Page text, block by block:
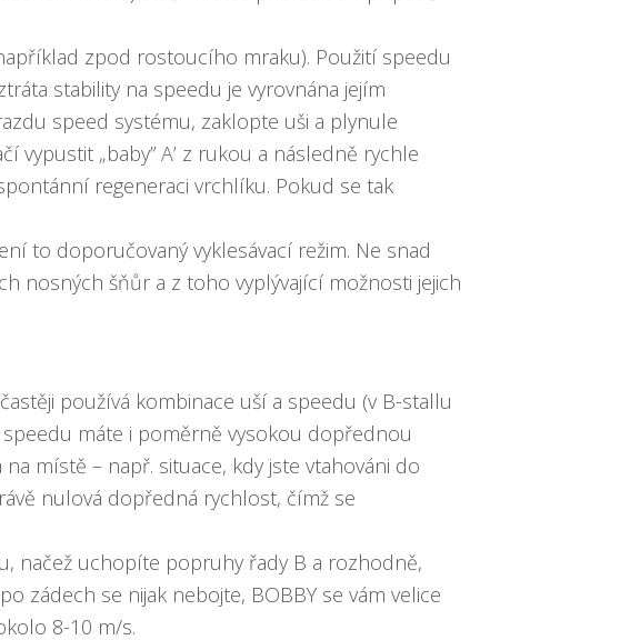
zpod rostoucího mraku). Použití speedu
stability na speedu je vyrovnána jejím
speed systému, zaklopte uši a plynule
„baby” A’ z rukou a následně rychle
regeneraci vrchlíku. Pokud se tak
to doporučovaný vyklesávací režim. Ne snad
nosných šňůr a z toho vyplývající možnosti jejich
používá kombinace uší a speedu (v B-stallu
máte i poměrně vysokou dopřednou
místě – např. situace, kdy jste vtahováni do
nulová dopředná rychlost, čímž se
načež uchopíte popruhy řady B a rozhodně,
zádech se nijak nebojte, BOBBY se vám velice
8-10 m/s.